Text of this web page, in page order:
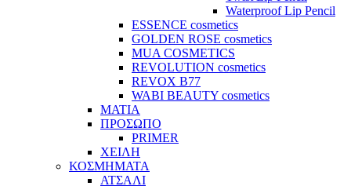
Waterproof Lip Pencil
ESSENCE cosmetics
GOLDEN ROSE cosmetics
MUA COSMETICS
REVOLUTION cosmetics
REVOX B77
WABI BEAUTY cosmetics
ΜΑΤΙΑ
ΠΡΟΣΩΠΟ
PRIMER
ΧΕΙΛΗ
ΚΟΣΜΗΜΑΤΑ
ΑΤΣΑΛΙ